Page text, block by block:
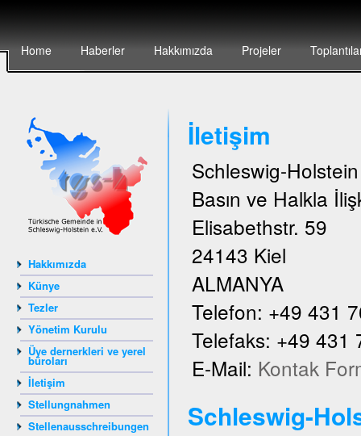
Home Haberler Hakkımızda Projeler
Hakkımızda
Künye
Tezler
Yönetim Kurulu
Üye dernerkleri ve yerel
büroları
İletişim
Stellungnahmen
Stellenausschreibungen
İletişim
Schleswig-
Basın ve Halkla
Elisabethstr. 59
24143 Kiel
ALMANYA
Telefon: +49 431
Telefaks: +49 431
E-Mail: Kontak
Schleswig-